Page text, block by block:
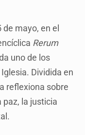
mayo, en el
Rerum
uno de los
Dividida en
reflexiona sobre
paz, la justicia